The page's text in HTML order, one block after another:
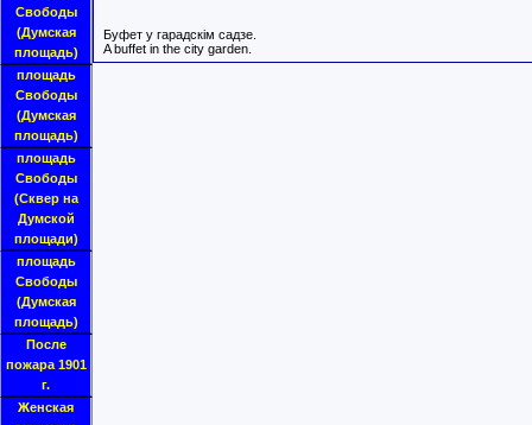
Свободы
(Думская
площадь)
площадь
Свободы
(Думская
площадь)
площадь
Свободы
(Сквер на
Думской
площади)
площадь
Свободы
(Думская
площадь)
После
пожара 1901
г.
Женская
Буфет у гарадскім садзе.
A buffet in the city garden.